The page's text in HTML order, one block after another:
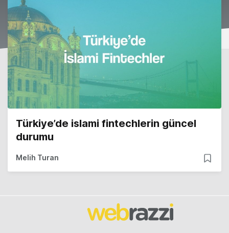
Türkiye’de islami fintechlerin güncel
durumu
Melih Turan